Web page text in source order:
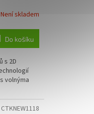
Není skladem
Do košíku
s 2D
volnýma
až 80 m,...
CTKNEW1118